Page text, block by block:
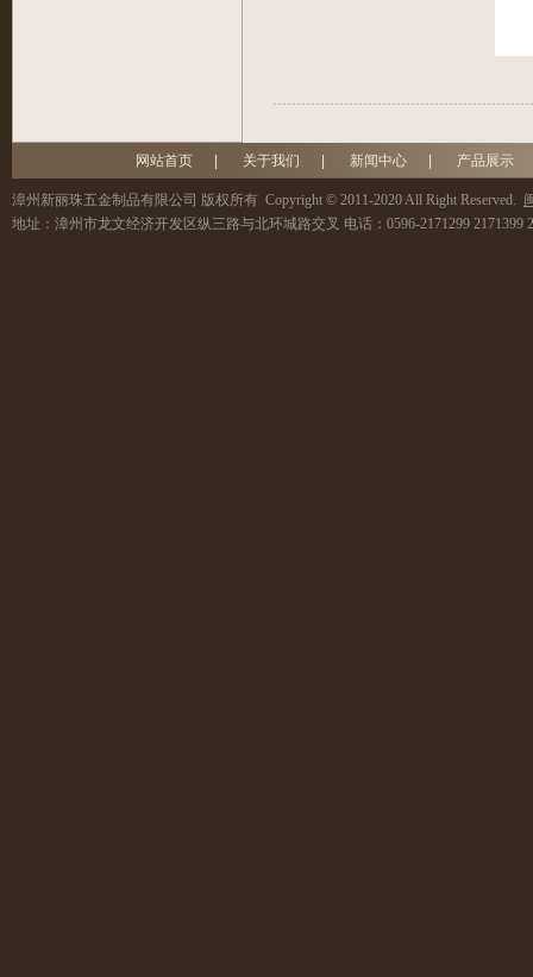
网站首页 关于我们 新闻中心 产品展示
漳州新丽珠五金制品有限公司 版权所有 Copyright © 2011-2020 All Right Reserved.
地址： 漳州市龙文经济开发区纵三路与北环城路交叉 电话： 0596-2171299 2171399